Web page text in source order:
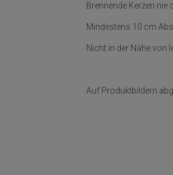
Brennende Kerzen
Mindestens 10 cm
Nicht in der Nähe von
Auf Produktbildern